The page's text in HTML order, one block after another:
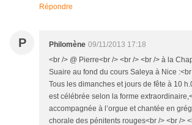
Répondre
P Philomène 09/11/2013 17:18
<br /> @ Pierre<br /> <br /> <br /> à la
Suaire au fond du cours Saleya à Nice
Tous les dimanches et jours de fête à 10
est célébrée selon la forme
accompagnée à l’orgue et chantée en
chorale des pénitents rouges<br /> <br />